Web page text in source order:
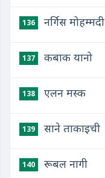
136 नर्गिस मोहम्मदी
137 कबाक यानो
138 एलन मस्क
139 साने ताकाइची
140 रूबल नागी